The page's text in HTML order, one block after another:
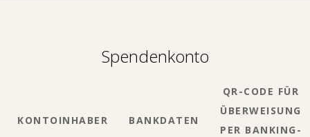
Spendenkonto
KONTOINHABER BANKDATEN
QR-CODE FÜR
ÜBERWEISUNG
PER BANKING-